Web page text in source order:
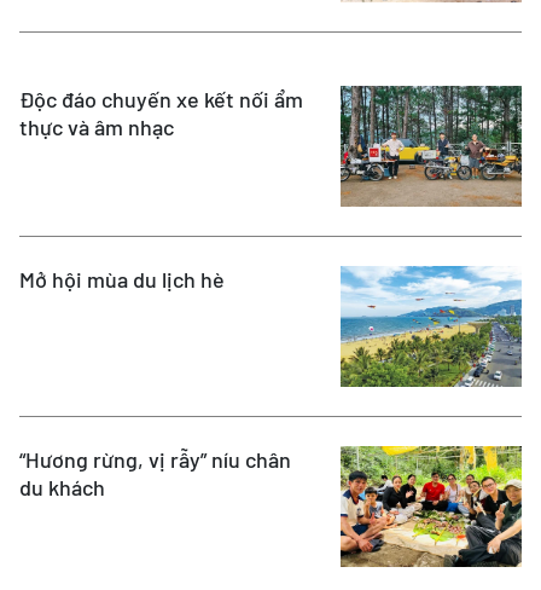
Độc đáo chuyến xe kết nối ẩm
thực và âm nhạc
Mở hội mùa du lịch hè
“Hương rừng, vị rẫy” níu chân
du khách